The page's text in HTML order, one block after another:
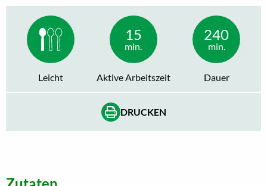
Leicht
15
min.
Aktive Arbeitszeit
240
min.
Dauer
DRUCKEN